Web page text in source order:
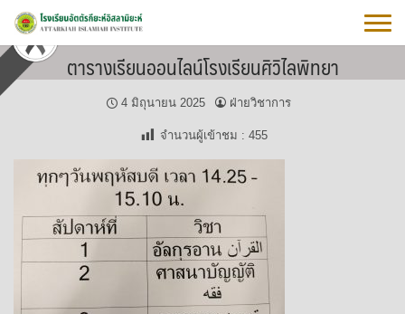
Skip
content
ตารางเรียนออนไลน์โรงเรียนศิวิไลพิทยา
4 มิถุนายน 2025 ฝ่ายวิชาการ
จำนวนผู้เข้าชม : 455